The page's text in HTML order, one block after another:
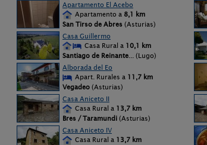
Apartamento El Acebo
Apartamento a 8,1 km
San Tirso de Abres (Asturias)
Casa Guillermo
Casa Rural a 10,1 km
Santiago de Reinante... (Lugo)
Alborada del Eo
Apart. Rurales a 11,7 km
Vegadeo (Asturias)
Casa Aniceto II
Casa Rural a 13,7 km
Bres / Taramundi (Asturias)
Casa Aniceto IV
Casa Rural a 13,7 km